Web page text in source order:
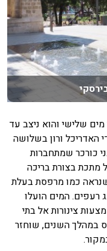
שימש כמאגר מים שלישי והוא ניצב עד
האדריכל ורון בשלושה
כורכר שמתחברות
מתכת בצורת בריכה
כמו מרפסת בעלת
רעפים. המים הועלו
צינורות אל בתי
במהלך השנים, שוחזר